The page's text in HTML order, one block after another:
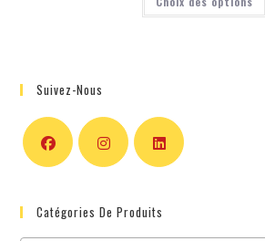
Suivez-Nous
Catégories De Produits